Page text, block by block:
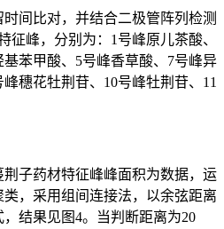
间比对，并结合二极管阵列检测
征峰，分别为：1号峰原儿茶酸、
苯甲酸、5号峰香草酸、7号峰异
穗花牡荆苷、10号峰牡荆苷、11
荆子药材特征峰峰面积为数据，运
类，采用组间连接法，以余弦距离
结果见图4。当判断距离为20